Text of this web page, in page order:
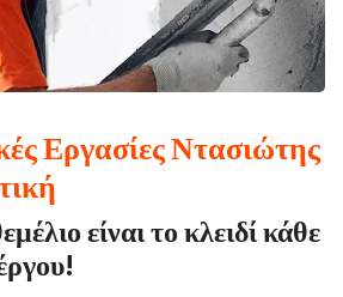
Εργασίες Ντασιώτης
είναι το κλειδί κάθε